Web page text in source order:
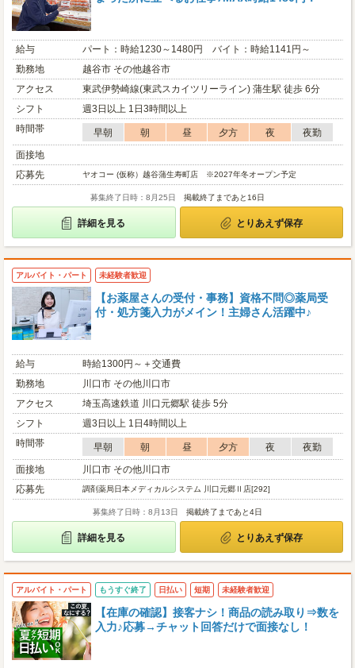
給与
パート：時給1230～1480円 バイト：時給1141円～
勤務地
越谷市 その他越谷市
アクセス
東武伊勢崎線(東武スカイツリーライン) 蒲生駅 徒歩 6分
シフト
週3日以上 1日3時間以上
時間帯
早朝 朝 昼 夕方 夜
夜勤
面接地
応募先
ヤオコー (仮称）越谷蒲生寿町店 ※2027年冬オープン予定
募集終了日時：8月25日 掲載終了まであと16日
詳細を見る とりあえず保存
アルバイト・パート 未経験者歓迎
【お薬屋さんの受付・事務】資格不問◎薬局受
付・処方箋入力がメイン！主婦さん活躍中♪
給与
時給1300円～＋交通費
勤務地
川口市 その他川口市
アクセス
埼玉高速鉄道 川口元郷駅 徒歩 5分
シフト
週3日以上 1日4時間以上
時間帯
早朝 朝 昼 夕方 夜
夜勤
面接地
川口市 その他川口市
応募先
調剤薬局日本メディカルシステム 川口元郷Ⅱ店[292]
募集終了日時：8月13日 掲載終了まであと4日
詳細を見る とりあえず保存
アルバイト・パート もうすぐ終了 日払い 短期 未経験者歓迎
【在庫の確認】接客ナシ！商品の読み取り⇒数を
入力♪応募→チャット回答だけで面接なし！